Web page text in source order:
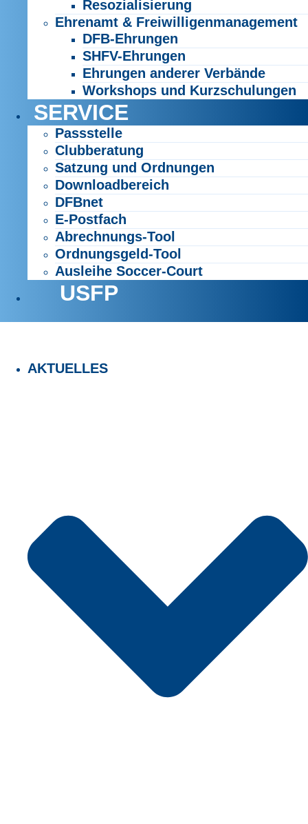
Resozialisierung
Ehrenamt & Freiwilligenmanagement
DFB-Ehrungen
SHFV-Ehrungen
Ehrungen anderer Verbände
Workshops und Kurzschulungen
SERVICE
Passstelle
Clubberatung
Satzung und Ordnungen
Downloadbereich
DFBnet
E-Postfach
Abrechnungs-Tool
Ordnungsgeld-Tool
Ausleihe Soccer-Court
USFP
AKTUELLES